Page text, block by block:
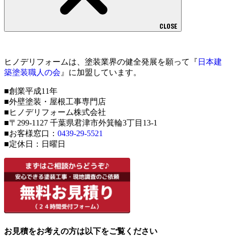
CLOSE
ヒノデリフォームは、塗装業界の健全発展を願って『 日本建
築塗装職人の会 』に加盟しています。
■創業平成11年
■外壁塗装・屋根工事専門店
■ヒノデリフォーム株式会社
■〒299-1127 千葉県君津市外箕輪3丁目13-1
■お客様窓口： 0439-29-5521
■定休日：日曜日
お見積をお考えの方は以下をご覧ください